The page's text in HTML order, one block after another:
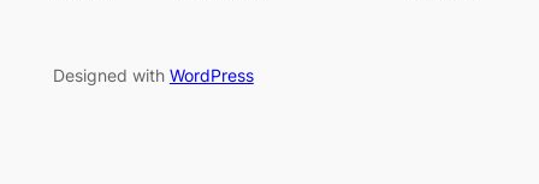
Designed with WordPress